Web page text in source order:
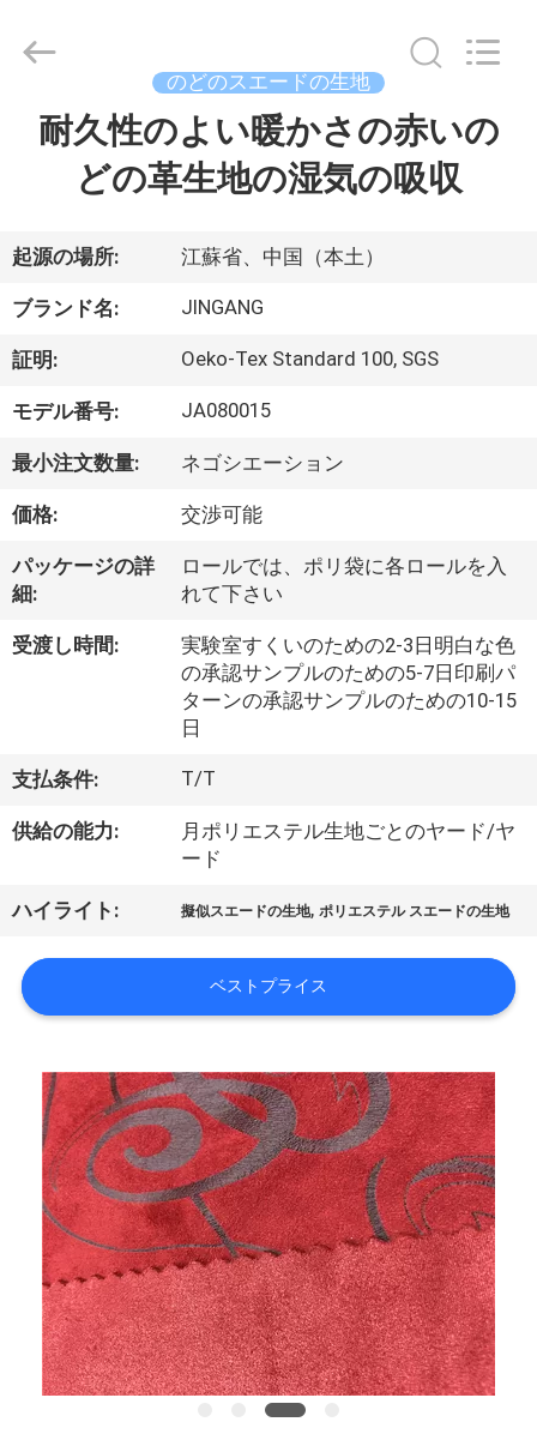
ロ
ダ
ク
ト
達
に
つ
工
旅
行
2026
Co.,Ltd.
のどのスエードの生地
耐久性のよい暖かさの赤いの
どの革生地の湿気の吸収
起源の場所: 江蘇省、中国（本土）
ブランド名: JINGANG
証明: Oeko-Tex Standard 100, SGS
モデル番号: JA080015
最小注文数量: ネゴシエーション
価格: 交渉可能
パッケージの詳
細:
ロールでは、ポリ袋に各ロールを入
れて下さい
受渡し時間:
実験室すくいのための2-3日明白な色
の承認サンプルのための5-7日印刷パ
ターンの承認サンプルのための10-15
日
支払条件: T/T
供給の能力:
月ポリエステル生地ごとのヤード/ヤ
ード
ハイライト: 擬似スエードの生地,ポリエステル スエードの生地
ベストプライス